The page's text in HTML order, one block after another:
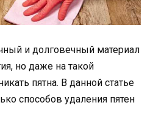
и долговечный материал
но даже на такой
пятна. В данной статье
способов удаления пятен